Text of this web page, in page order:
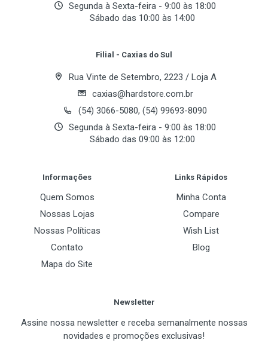
Segunda à Sexta-feira - 9:00 às 18:00
Sábado das 10:00 às 14:00
Filial - Caxias do Sul
Rua Vinte de Setembro, 2223 / Loja A
caxias@hardstore.com.br
(54) 3066-5080, (54) 99693-8090
Segunda à Sexta-feira - 9:00 às 18:00
Sábado das 09:00 às 12:00
Informações
Quem Somos
Nossas Lojas
Nossas Políticas
Contato
Mapa do Site
Links Rápidos
Minha Conta
Compare
Wish List
Blog
Newsletter
Assine nossa newsletter e receba semanalmente nossas
novidades e promoções exclusivas!